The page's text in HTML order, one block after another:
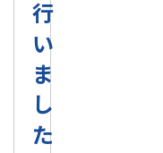
行
い
ま
し
た